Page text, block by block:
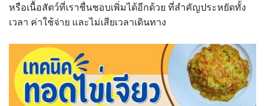
Sample Page
การจัดการความรู้ (KM)
ข้อมูลติดต่อและการเดินทาง
ขั้นตอน/แนวทางการปฏิบัติงาน
หรือเนื้อสัตว์ที่เราชื่นชอบเพิ่มได้อีกด้วย ที่สำคัญประหยัดทั้ง
เวลา ค่าใช้จ่าย และไม่เสียเวลาเดินทาง